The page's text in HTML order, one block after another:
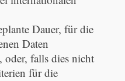
Dauer, für die
Daten
oder, falls dies nicht
für die